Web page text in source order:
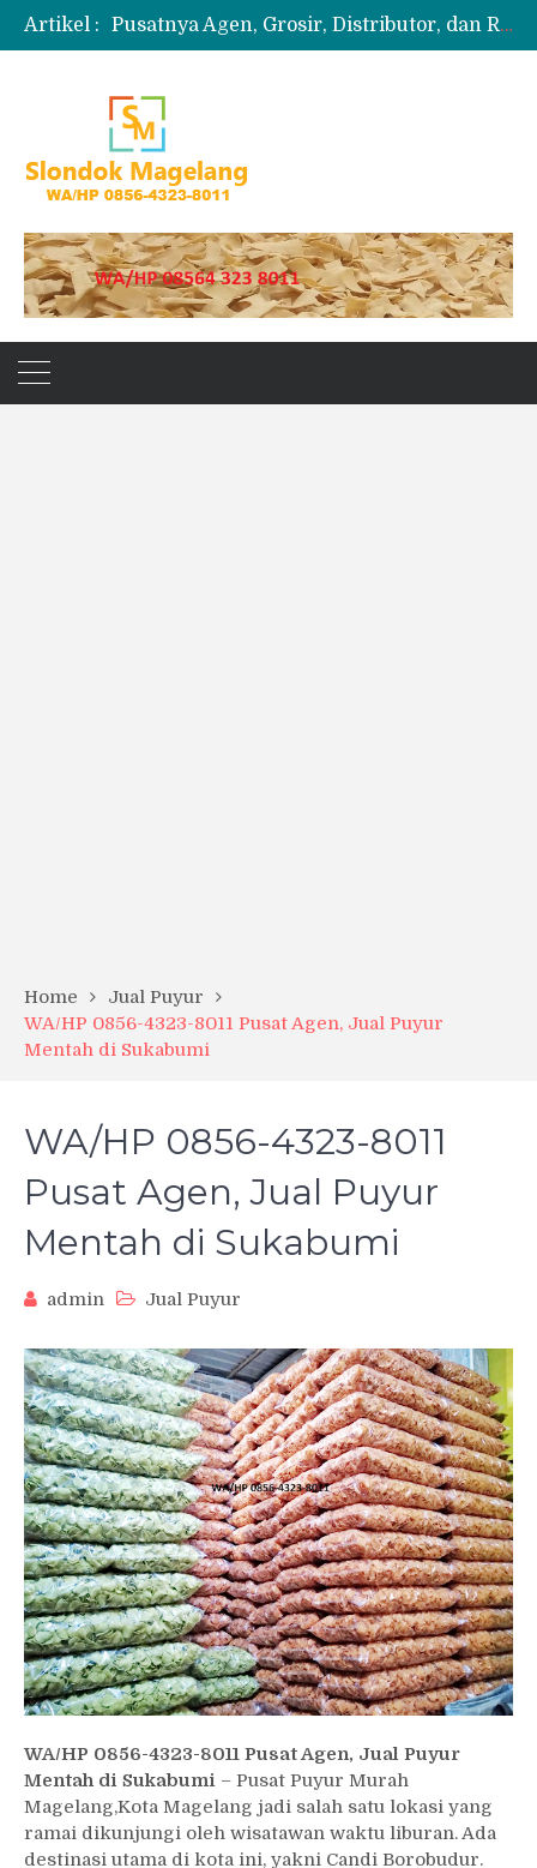
Artikel :
Pusatnya Agen, Grosir, Distributor, dan Reseller Puyur Koin
Produksi Slondok
Jual Puyur Koin Mentah 1 Ball 5 kg
Home
Jual Puyur
WA/HP 0856-4323-8011 Pusat Agen, Jual Puyur
Mentah di Sukabumi
WA/HP 0856-4323-8011
Pusat Agen, Jual Puyur
Mentah di Sukabumi
admin Jual Puyur
WA/HP 0856-4323-8011 Pusat Agen, Jual Puyur
Mentah di Sukabumi – Pusat Puyur Murah
Magelang,Kota Magelang jadi salah satu lokasi yang
ramai dikunjungi oleh wisatawan waktu liburan. Ada
destinasi utama di kota ini, yakni Candi Borobudur.